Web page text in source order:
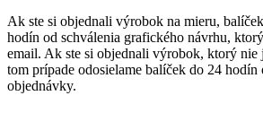
Ak ste si objednali výrobok na mieru,
hodín od schválenia grafického návrhu,
email. Ak ste si objednali výrobok, ktorý nie
tom prípade odosielame balíček do 24
objednávky.